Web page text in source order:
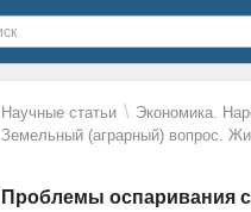
Научные статьи \ Экономика.
Земельный (аграрный) вопрос.
Проблемы оспаривания